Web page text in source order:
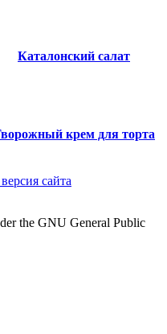
Каталонский салат
крем для торта
сайта
the GNU General Public